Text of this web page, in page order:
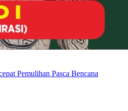
Pemulihan Pasca Bencana